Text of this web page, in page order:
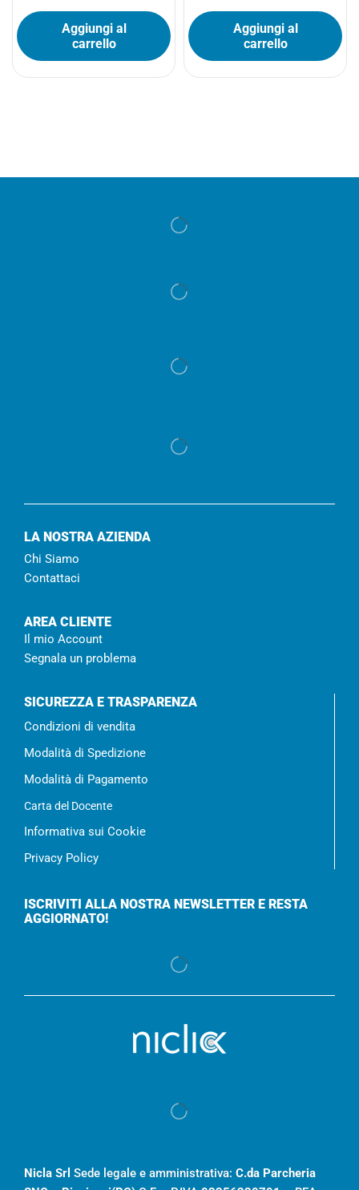
Aggiungi al
carrello
Aggiungi al
carrello
LA NOSTRA AZIENDA
Chi Siamo
Contattaci
AREA CLIENTE
Il mio Account
Segnala un problema
SICUREZZA E TRASPARENZA
Condizioni di vendita
Modalità di Spedizione
Modalità di Pagamento
Carta del Docente
Informativa sui Cookie
Privacy Policy
ISCRIVITI ALLA NOSTRA NEWSLETTER E RESTA
AGGIORNATO!
Nicla Srl Sede legale e amministrativa: C.da Parcheria